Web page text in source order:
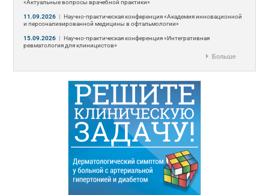
«Актуальные вопросы врачебной практики»
11.09.2026 | Научно-практическая конференция «Академия инновационной
и персонализированной медицины в офтальмологии»
15.09.2026 | Научно-практическая конференция «Интегративная
ревматология для клиницистов»
Больше